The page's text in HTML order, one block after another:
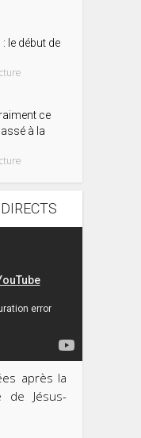
: le début de
ce
à la
après la
de Jésus-